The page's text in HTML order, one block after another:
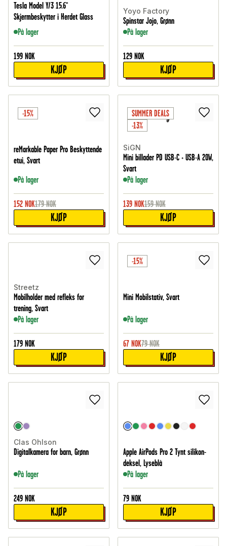
Tesla Model Y/3 15.6"
Skjermbeskytter i Herdet Glass
På lager
199 NOK
KJØP
Yoyo Factory
Spinstar Jojo, Grønn
På lager
129 NOK
KJØP
-15%
reMarkable Paper Pro Beskyttende
etui, Svart
På lager
152 NOK179 NOK
KJØP
SUMMER DEALS
-13%
SiGN
Mini billader PD USB-C + USB-A 20W,
Svart
På lager
139 NOK159 NOK
KJØP
Streetz
Mobilholder med refleks for
trening, Svart
På lager
179 NOK
KJØP
-15%
Mini Mobilstativ, Svart
På lager
67 NOK79 NOK
KJØP
Clas Ohlson
Digitalkamera for barn, Grønn
På lager
249 NOK
KJØP
Apple AirPods Pro 2 Tynt silikon-
deksel, Lyseblå
På lager
79 NOK
KJØP